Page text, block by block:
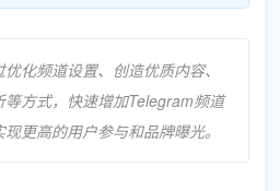
化频道设置、创造优质内容、
方式，快速增加Telegram频道
更高的用户参与和品牌曝光。